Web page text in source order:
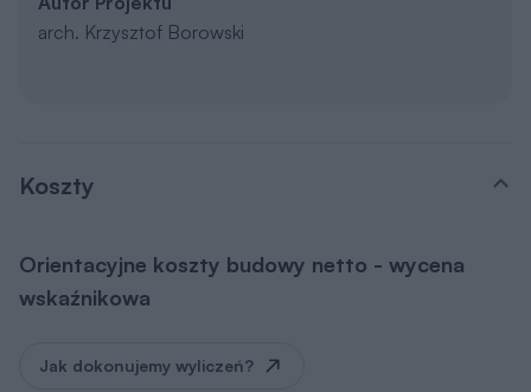
arch. Krzysztof Borowski
Koszty
Orientacyjne koszty budowy netto - wycena
wskaźnikowa
Jak dokonujemy wyliczeń?